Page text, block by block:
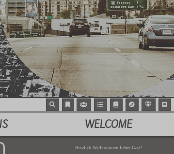
WELCOME
Herzlich Willkommen lieber Gast!